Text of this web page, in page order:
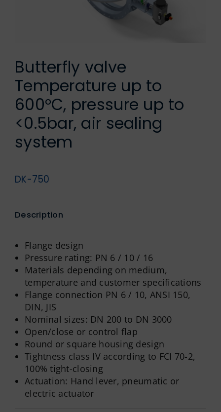
Butterfly valve
Temperature up to
600°C, pressure up to
<0.5bar, air sealing
system
DK-750
Description
Flange design
Pressure rating: PN 6 / 10 / 16
Materials depending on medium,
temperature and customer specifications
Flange connection PN 6 / 10, ANSI 150,
DIN, JIS
Nominal sizes: DN 200 to DN 3000
Open/close or control flap
Round or square housing design
Tightness class IV according to FCI 70-2,
100% tight-closing
Actuation: Hand lever, pneumatic or
electric actuator